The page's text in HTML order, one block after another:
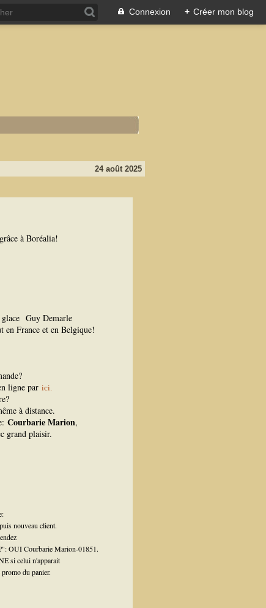
Connexion + Créer mon blog
24 août 2025
à Boréalia!
Guy Demarle
en France et en Belgique!
ligne par ici.
à distance.
Courbarie Marion,
grand plaisir.
nouveau client.
OUI Courbarie Marion-01851.
si celui n'apparait
du panier.